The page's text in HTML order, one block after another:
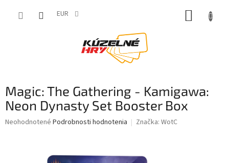
EUR
Magic: The Gathering - Kamigawa:
Neon Dynasty Set Booster Box
Priemerné
Neohodnotené Podrobnosti hodnotenia Značka: WotC